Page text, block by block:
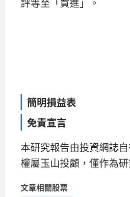
評等至「買進」。
簡明損益表
免責宣言
本研究報告由投資網誌
權屬玉山投顧，僅作為研
文章相關股票